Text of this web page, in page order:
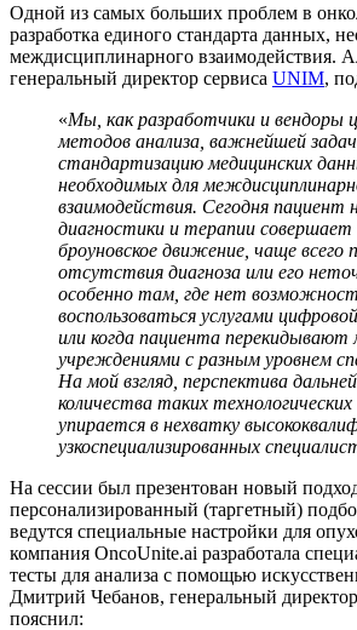
Одной из самых больших проблем в
разработка единого стандарта данных,
междисциплинарного взаимодействия.
генеральный директор сервиса UNIM,
«Мы, как разработчики и вендоры
методов анализа, важнейшей
стандартизацию медицинских
необходимых для
взаимодействия. Сегодня пациент
диагностики и терапии
броуновское движение, чаще всего
отсутствия диагноза или его
особенно там, где нет
воспользоваться услугами
или когда пациента
учреждениями с разным уровнем
На мой взгляд, перспектива
количества таких
упирается в нехватку
узкоспециализированных
На сессии был презентован новый
персонализированный (таргетный)
ведутся специальные настройки для
компания OncoUnite.ai разработала
тесты для анализа с помощью
Дмитрий Чебанов, генеральный директор
пояснил: